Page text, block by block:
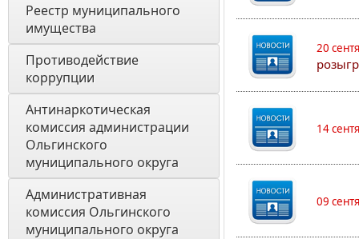
Реестр муниципального
имущества
Противодействие
коррупции
Антинаркотическая
комиссия администрации
Ольгинского
муниципального округа
Административная
комиссия Ольгинского
муниципального округа
20
14
09